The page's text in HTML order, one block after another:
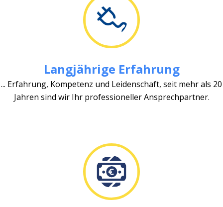
Langjährige Erfahrung
... Erfahrung, Kompetenz und Leidenschaft, seit mehr als 20
Jahren sind wir Ihr professioneller Ansprechpartner.